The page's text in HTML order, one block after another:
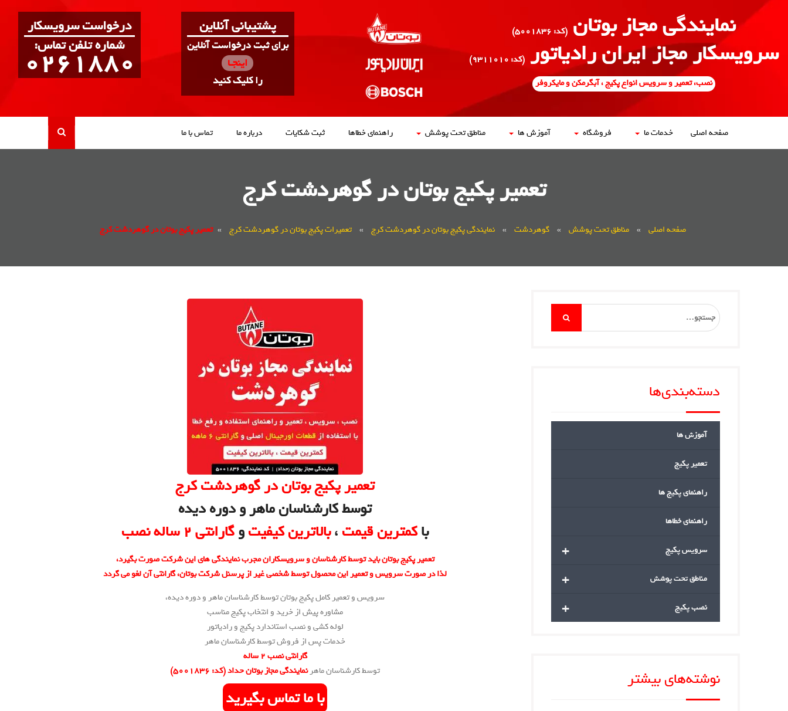
نمایندگی مجاز بوتان (کد: ۵۰۰۱۸۳۶)
سرویسکار مجاز ایران رادیاتور (کد: ۹۳۱۱۰۱۰)
نصب، تعمیر و سرویس انواع پکیج ، آبگرمکن و مایکروفر
پشتیبانی آنلاین
برای ثبت درخواست آنلاین
اینجـا
را کلیک کنید
درخواست سرویسکار
:شماره تلفن تماس
0261880
صفحه اصلی خدمات ما فروشگاه آموزش ها مناطق تحت پوشش راهنمای خطاها ثبت شکایات درباره ما تماس با ما
تعمیر پکیج بوتان در گوهردشت کرج
صفحه اصلی » مناطق تحت پوشش » گوهردشت » نمایندگی پکیج بوتان در گوهردشت کرج » تعمیرات پکیج بوتان در گوهردشت کرج » تعمیر پکیج بوتان در گوهردشت کرج
تعمیر پکیج بوتان در گوهردشت کرج
توسط کارشناسان ماهر و دوره دیده
باکمترین قیمت ،بالاترین کیفیتوگارانتی 2 ساله نصب
تعمیر پکیج بوتان باید توسط کارشناسان و سرویسکاران مجرب نمایندگی های این شرکت صورت بگیرد،
لذا در صورت سرویس و تعمیر این محصول توسط شخصی غیر از پرسنل شرکت بوتان، گارانتی آن لغو می گردد
سرویس و تعمیر کامل پکیج بوتان توسط کارشناسان ماهر و دوره دیده،
مشاوره پیش از خرید و انتخاب پکیج مناسب
لوله کشی و نصب استاندارد پکیج و رادیاتور
خدمات پس از فروش توسط کارشناسان ماهر
گارانتی نصب 2 ساله
توسط کارشناسان ماهرنمایندگی مجاز بوتان حداد (کد: ۵۰۰۱۸۳۶)
با ما تماس بگیرید
Search
for:
دسته‌بندی‌ها
آموزش ها
تعمیر پکیج
راهنمای پکیج ها
راهنمای خطاها
+ سرویس پکیج
+ مناطق تحت پوشش
+ نصب پکیج
نوشته‌های بیشتر